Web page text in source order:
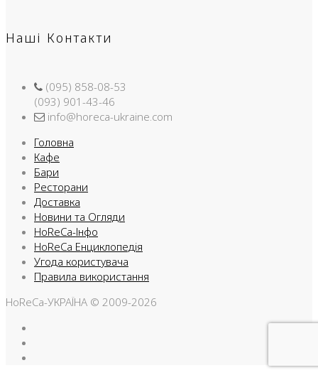
Наші Контакти
(095) 858-08-53
(093) 901-43-46
info@horeca-ukraine.com
Головна
Кафе
Бари
Ресторани
Доставка
Новини та Огляди
HoReCa-Інфо
HoReCa Енциклопедія
Угода користувача
Правила використання
HoReCa-УКРАЇНА © 2009-2026